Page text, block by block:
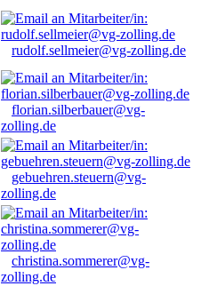
rudolf.sellmeier@vg-zolling.de
florian.silberbauer@vg-
zolling.de
gebuehren.steuern@vg-
zolling.de
christina.sommerer@vg-
zolling.de